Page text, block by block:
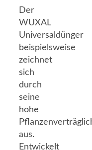
Der
WUXAL
Universaldünger
beispielsweise
zeichnet
sich
durch
seine
hohe
aus.
Entwickelt